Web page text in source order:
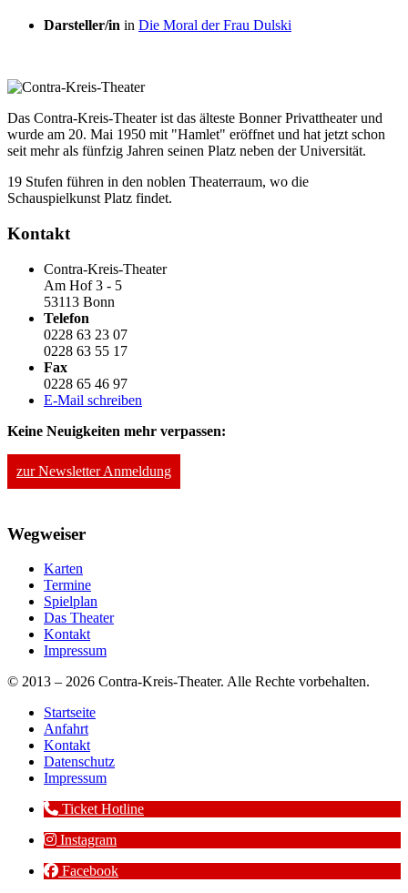
Darsteller/in in Die Moral der Frau Dulski
Das Contra-Kreis-Theater ist das älteste Bonner Privattheater und
wurde am 20. Mai 1950 mit "Hamlet" eröffnet und hat jetzt schon
seit mehr als fünfzig Jahren seinen Platz neben der Universität.
19 Stufen führen in den noblen Theaterraum, wo die
Schauspielkunst Platz findet.
Kontakt
Contra-Kreis-Theater
Am Hof 3 - 5
53113 Bonn
Telefon
0228 63 23 07
0228 63 55 17
Fax
0228 65 46 97
E-Mail schreiben
Keine Neuigkeiten mehr verpassen:
zur Newsletter Anmeldung
Wegweiser
Karten
Termine
Spielplan
Das Theater
Kontakt
Impressum
© 2013 – 2026 Contra-Kreis-Theater. Alle Rechte vorbehalten.
Startseite
Anfahrt
Kontakt
Datenschutz
Impressum
Ticket Hotline
Instagram
Facebook